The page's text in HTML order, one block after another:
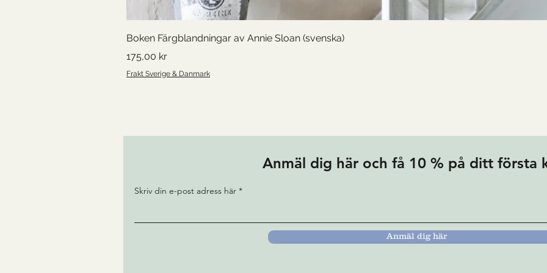
Boken Färgblandningar av Annie Sloan (svenska)
Pris
175,00 kr
Frakt Sverige & Danmark
Anmäl dig här och få 10 % på ditt första
Skriv din e-post adress här
Anmäl dig här